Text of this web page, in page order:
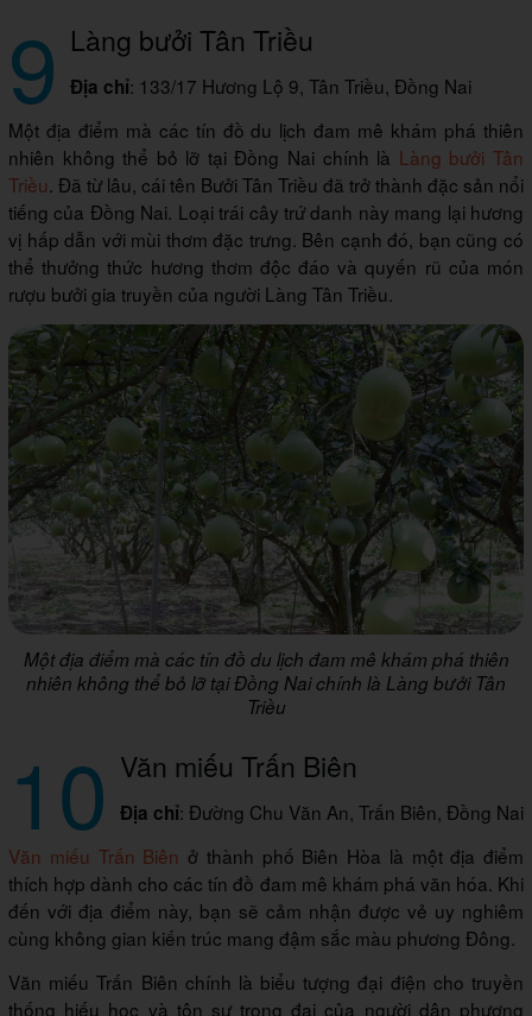
9 Làng bưởi Tân Triều
Địa chỉ: 133/17 Hương Lộ 9, Tân Triều, Đồng Nai
Một địa điểm mà các tín đồ du lịch đam mê khám phá thiên
nhiên không thể bỏ lỡ tại Đồng Nai chính là Làng bưởi Tân
Triều. Đã từ lâu, cái tên Bưởi Tân Triều đã trở thành đặc sản nổi
tiếng của Đồng Nai. Loại trái cây trứ danh này mang lại hương
vị hấp dẫn với mùi thơm đặc trưng. Bên cạnh đó, bạn cũng có
thể thưởng thức hương thơm độc đáo và quyến rũ của món
rượu bưởi gia truyền của người Làng Tân Triều.
Một địa điểm mà các tín đồ du lịch đam mê khám phá thiên
nhiên không thể bỏ lỡ tại Đồng Nai chính là Làng bưởi Tân
Triều
10 Văn miếu Trấn Biên
Địa chỉ: Đường Chu Văn An, Trấn Biên, Đồng Nai
Văn miếu Trấn Biên ở thành phố Biên Hòa là một địa điểm
thích hợp dành cho các tín đồ đam mê khám phá văn hóa. Khi
đến với địa điểm này, bạn sẽ cảm nhận được vẻ uy nghiêm
cùng không gian kiến trúc mang đậm sắc màu phương Đông.
Văn miếu Trấn Biên chính là biểu tượng đại điện cho truyền
thống hiếu học và tôn sư trọng đại của người dân phương